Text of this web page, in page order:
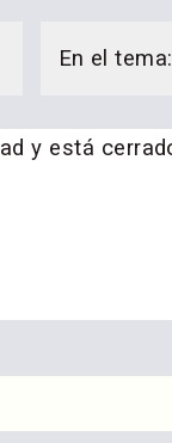
En el
y está